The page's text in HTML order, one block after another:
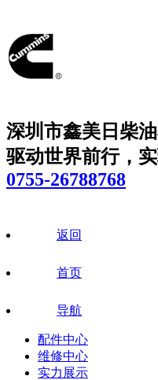
深圳市鑫美日柴
驱动世界前行，
0755-26788768
返回
首页
导航
配件中心
维修中心
实力展示